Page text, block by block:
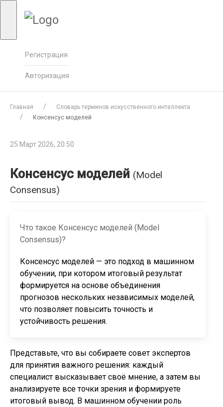
Регистрация
Авторизация
Главная
Словарь терминов искусственного интеллекта
Консенсус моделей
25 Март 2026, 20:50
Консенсус моделей (Model
Consensus)
Что такое Консенсус моделей (Model
Consensus)?
Консенсус моделей — это подход в машинном
обучении, при котором итоговый результат
формируется на основе объединения
прогнозов нескольких независимых моделей,
что позволяет повысить точность и
устойчивость решения.
Представьте, что вы собираете совет экспертов
для принятия важного решения: каждый
специалист высказывает своё мнение, а затем вы
анализируете все точки зрения и формируете
итоговый вывод. В машинном обучении роль